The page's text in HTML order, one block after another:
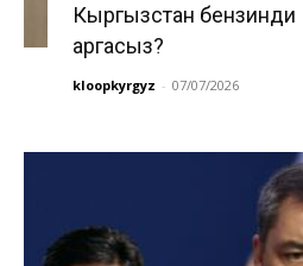
Кыргызстан бензинди
аргасыз?
kloopkyrgyz - 07/07/2026